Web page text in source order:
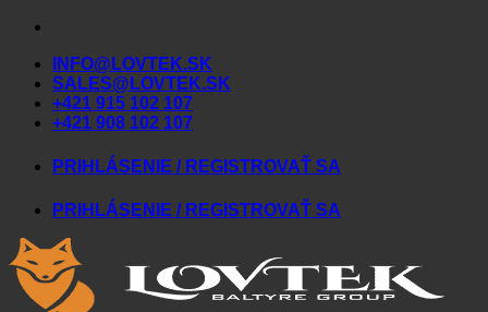
Skip
contentINFO@LOVTEK.SK
SALES@LOVTEK.SK
+421 915 102 107
+421 908 102 107
PRIHLÁSENIE / REGISTROVAŤ SA
PRIHLÁSENIE / REGISTROVAŤ SA